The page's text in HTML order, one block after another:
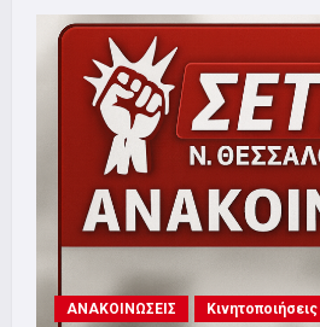
ΑΝΑΚΟΙΝΩΣΕΙΣ Κινητοποιήσεις